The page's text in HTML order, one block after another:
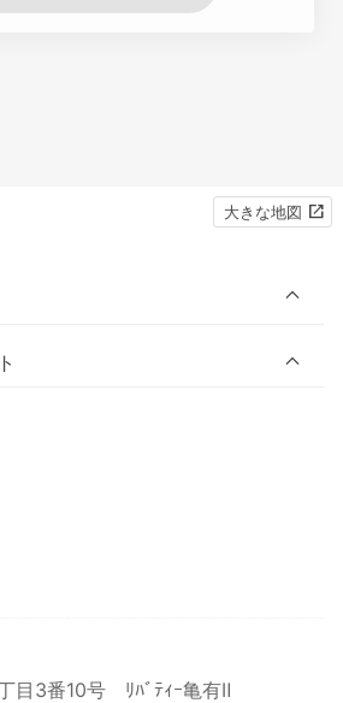
大きな地図
目3番10号 ﾘﾊﾞﾃｨｰ亀有Ⅱ